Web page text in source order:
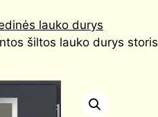
lauko durys
šiltos lauko durys storis